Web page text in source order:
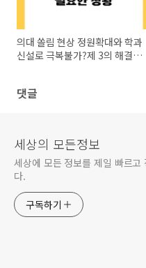
의대 쏠림 현상 정원확대와 학과
신설로 극복불가?제 3의 해결책
댓글
세상의 모든정보
세상에 모든 정보를 제일 빠르고
다.
구독하기